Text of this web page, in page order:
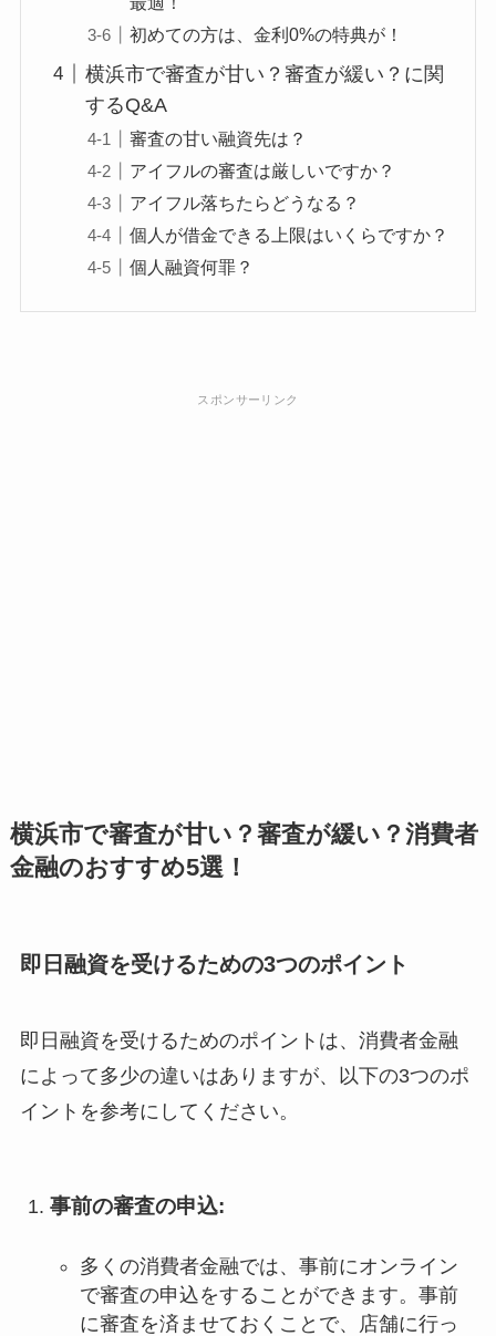
初めての方は、金利0%の特典が！
横浜市で審査が甘い？審査が緩い？に関
するQ&A
審査の甘い融資先は？
アイフルの審査は厳しいですか？
アイフル落ちたらどうなる？
個人が借金できる上限はいくらですか？
個人融資何罪？
スポンサーリンク
横浜市で審査が甘い？審査が緩い？消費者
金融のおすすめ5選！
即日融資を受けるための3つのポイント
即日融資を受けるためのポイントは、消費者金融
によって多少の違いはありますが、以下の3つのポ
イントを参考にしてください。
事前の審査の申込:
多くの消費者金融では、事前にオンライン
で審査の申込をすることができます。事前
に審査を済ませておくことで、店舗に行っ